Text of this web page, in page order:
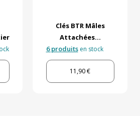
Clés BTR Mâles
Attachées...
6 produitsen stock
11,90 €